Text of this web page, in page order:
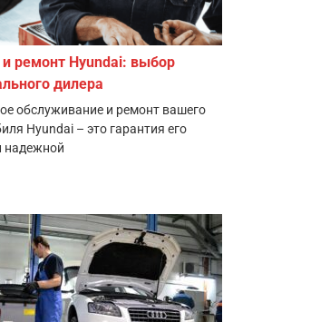
и ремонт Hyundai: выбор
дилера
обслуживание и ремонт вашего
Hyundai – это гарантия его
надежной